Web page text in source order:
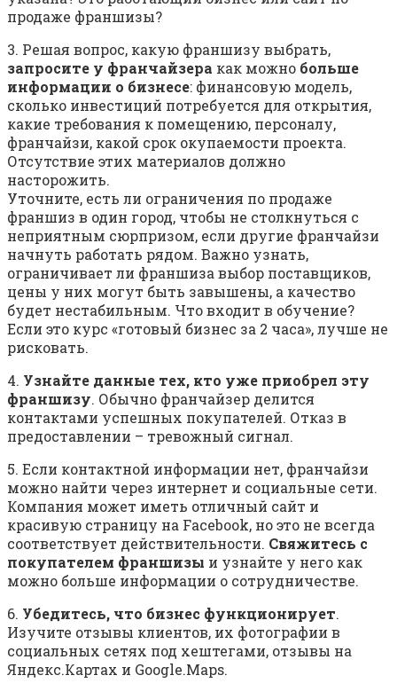
продаже франшизы?
3. Решая вопрос, какую франшизу выбрать,
запросите у франчайзера как можно больше
информации о бизнесе: финансовую модель,
сколько инвестиций потребуется для открытия,
какие требования к помещению, персоналу,
франчайзи, какой срок окупаемости проекта.
Отсутствие этих материалов должно
насторожить.
Уточните, есть ли ограничения по продаже
франшиз в один город, чтобы не столкнуться с
неприятным сюрпризом, если другие франчайзи
начнуть работать рядом. Важно узнать,
ограничивает ли франшиза выбор поставщиков,
цены у них могут быть завышены, а качество
будет нестабильным. Что входит в обучение?
Если это курс «готовый бизнес за 2 часа», лучше не
рисковать.
4. Узнайте данные тех, кто уже приобрел эту
франшизу. Обычно франчайзер делится
контактами успешных покупателей. Отказ в
предоставлении – тревожный сигнал.
5. Если контактной информации нет, франчайзи
можно найти через интернет и социальные сети.
Компания может иметь отличный сайт и
красивую страницу на Facebook, но это не всегда
соответствует действительности. Свяжитесь с
покупателем франшизы и узнайте у него как
можно больше информации о сотрудничестве.
6. Убедитесь, что бизнес функционирует.
Изучите отзывы клиентов, их фотографии в
социальных сетях под хештегами, отзывы на
Яндекс.Картах и Google.Maps.